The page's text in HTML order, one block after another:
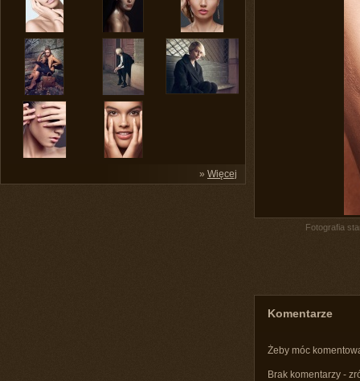
» Więcej
Fotografia
Komentarze
Żeby móc
Brak komentarzy -